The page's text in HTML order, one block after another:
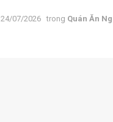
24/07/2026 trong Quán Ăn